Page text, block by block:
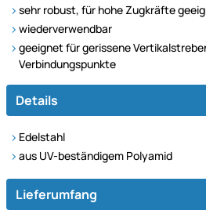
sehr robust, für hohe Zugkräfte
wiederverwendbar
geeignet für gerissene
Verbindungspunkte
Details
Edelstahl
aus UV-beständigem Polyamid
Lieferumfang